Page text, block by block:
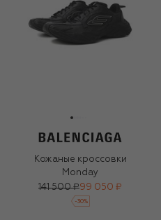
Кожаные кроссовки
Monday
141 500 ₽99 050 ₽
-30%